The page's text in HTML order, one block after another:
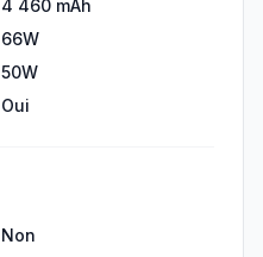
4 460 mAh
66W
50W
Oui
Non